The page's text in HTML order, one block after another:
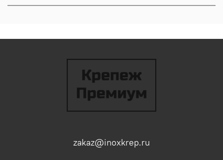
zakaz@inoxkrep.ru